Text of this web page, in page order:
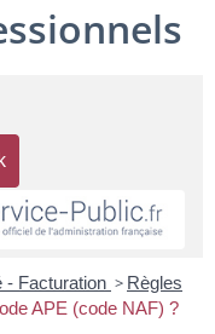
- Facturation > Règles
APE (code NAF) ?